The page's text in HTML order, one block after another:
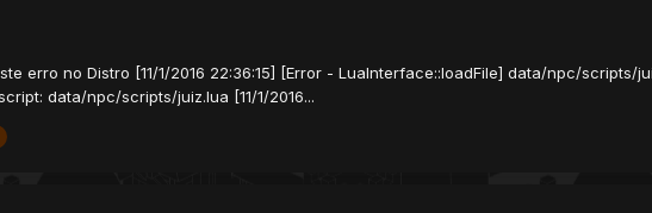
erro no Distro [11/1/2016 22:36:15] [Error - LuaInterface::loadFile] data/npc/scripts/
data/npc/scripts/juiz.lua [11/1/2016...